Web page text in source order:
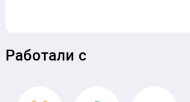
Работали с